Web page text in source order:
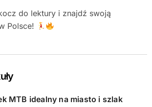
do lektury i znajdź swoją
Polsce!
MTB idealny na miasto i szlak